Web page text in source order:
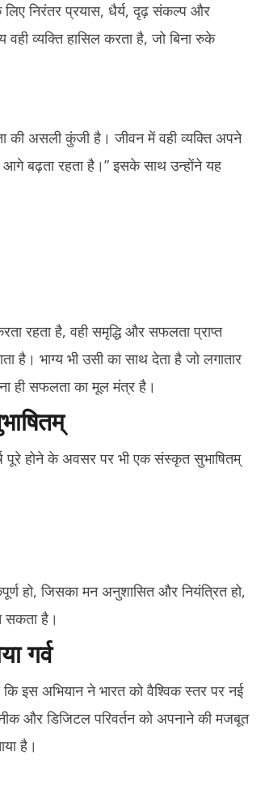
2,
2026
निरंतर प्रयास, धैर्य, दृढ़ संकल्प और
व्यक्ति हासिल करता है, जो बिना रुके
की असली कुंजी है। जीवन में वही व्यक्ति अपने
बढ़ता रहता है।” इसके साथ उन्होंने यह
रहता है, वही समृद्धि और सफलता प्राप्त
है। भाग्य भी उसी का साथ देता है जो लगातार
ही सफलता का मूल मंत्र है।
पूरे होने के अवसर पर भी एक संस्कृत सुभाषितम्
हो, जिसका मन अनुशासित और नियंत्रित हो,
सकता है।
गर्व
कि इस अभियान ने भारत को वैश्विक स्तर पर नई
और डिजिटल परिवर्तन को अपनाने की मजबूत
है।